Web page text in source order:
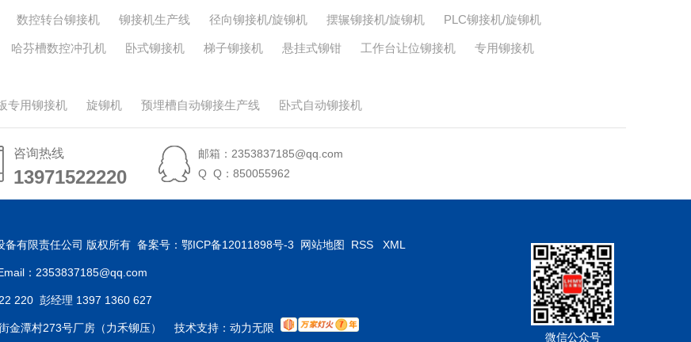
数控转台铆接机 铆接机生产线 径向铆接机/旋铆机 摆辗铆接机/旋铆机 PLC铆接机/旋铆机
哈芬槽数控冲孔机 卧式铆接机 梯子铆接机 悬挂式铆钳 工作台让位铆接机 专用铆接机
专用铆接机 旋铆机 预埋槽自动铆接生产线 卧式自动铆接机
咨询热线
13971522220
13971522220
邮箱：2353837185@qq.com
Q Q：850055962
有限责任公司 版权所有 备案号： 鄂ICP备12011898号-3 网站地图 RSS XML
：2353837185@qq.com
220 彭经理 1397 1360 627
金潭村273号厂房（力禾铆压） 技术支持： 动力无限
微信公众号